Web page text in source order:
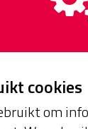
cookies
om